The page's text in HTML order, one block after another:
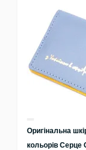
Оригінальна
кольорів Серце